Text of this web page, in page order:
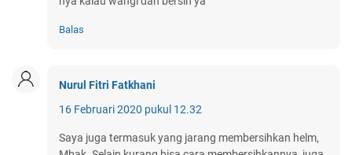
Balas
Nurul Fitri Fatkhani
16 Februari 2020 pukul 12.32
Saya juga termasuk yang jarang membersihkan helm,